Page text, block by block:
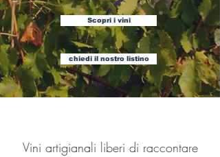
Scopri i vini
chiedi il nostro listino
Vini artigianali liberi di raccontare